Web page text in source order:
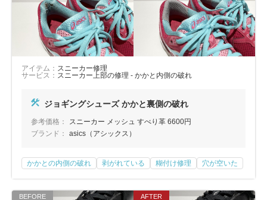
アイテム： スニーカー修理
サービス： スニーカー上部の修理 - かかと内側の破れ
ジョギングシューズ かかと裏側の破れ
参考価格：
スニーカー メッシュ すべり革 6600円
ブランド：
asics（アシックス）
かかとの内側の破れ 剥がれている 糊付け修理 穴が空いた